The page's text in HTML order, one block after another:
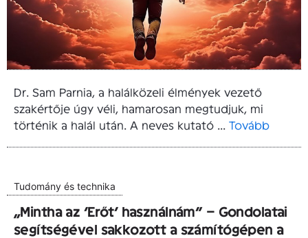
Dr. Sam Parnia, a halálközeli élmények vezető
szakértője úgy véli, hamarosan megtudjuk, mi
történik a halál után. A neves kutató ... Tovább
Tudomány és technika
„Mintha az ‘Erőt’ használnám” – Gondolatai
segítségével sakkozott a számítógépen a